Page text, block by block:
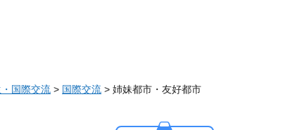
国際交流 > 国際交流 > 姉妹都市・友好都市